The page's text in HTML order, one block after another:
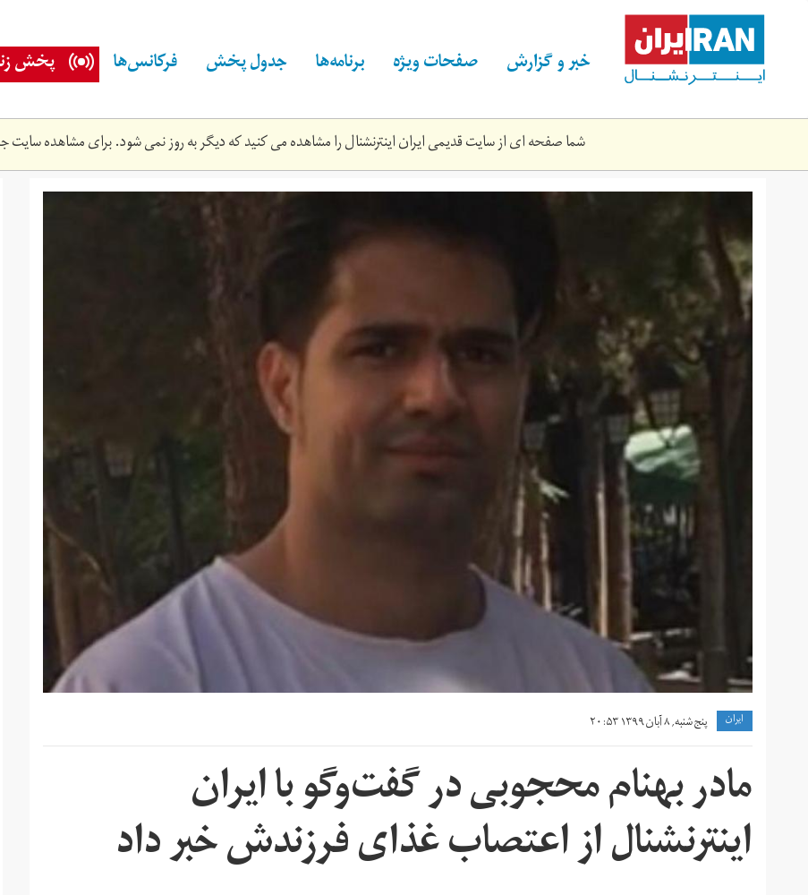
content خبر و گزارش صفحات ویژه برنامه‌ها جدول پخش فرکانس‌ها پخش
شما صفحه ای از سایت قدیمی ایران اینترنشنال را مشاهده می کنید که دیگر به روز نمی شود. برای مشاهده سایت
_behnam_mahjoobi.jpeg
ايران پنج شنبه, ۸ آبان ۱۳۹۹ ۲۰:۵۳
مادر بهنام محجوبی در گفت‌وگو با ایران
اینترنشنال از اعتصاب غذای فرزندش خبر داد